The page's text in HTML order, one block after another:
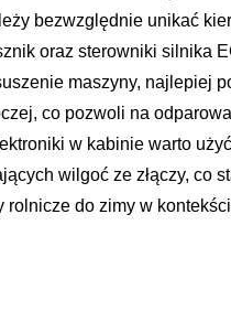
bezwzględnie unikać
oraz sterowniki silnika
maszyny, najlepiej
co pozwoli na
w kabinie warto
wilgoć ze złączy, co
rolnicze do zimy w